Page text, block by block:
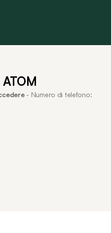
- Numero di telefono: